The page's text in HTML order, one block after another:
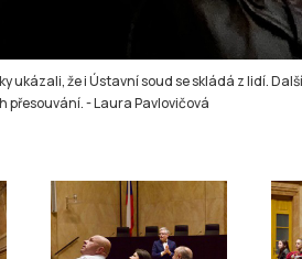
že i Ústavní soud se skládá z lidí.
přesouvání.-Laura Pavlovičová